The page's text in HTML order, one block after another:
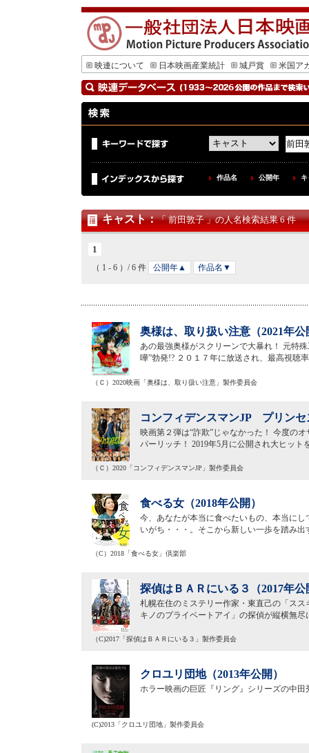
映連について 日本映画産業統計 城戸賞 米国ア
作品名 公開年
キャスト：「 前田敦子 」の人名検索結果 6 件
1
（ 1 - 6 ）/ 6 件 公開年▲ 作品名▼
奥様は、取り扱い注意（2021年公
あの最強奥様がスクリーンで大暴れ！ 元特
嘩”勃発!? ２０１７年に放送され、最高視聴
（Ｃ）2020映画「奥様は、取り扱い注意」製作委員会
コンフィデンスマンJP プリンセ
映画第２弾は“詐欺”じゃなかった！ 今度の
パーリッチ！ 2019年5月に公開され大ヒッ
（Ｃ）2020「コンフィデンスマンJP」製作委員会
食べる女（2018年公開）
今、あなたが本当に食べたいもの、本当に
いがち・・・。そこから新しい一歩を踏み
（C）2018「食べる女」倶楽部
探偵はＢＡＲにいる３（2017年公
札幌在住のミステリー作家・東直己の「ス
キノのプライベートアイ」の探偵が縦横無
（C)2017「探偵はＢＡＲにいる３」製作委員会
クロユリ団地（2013年公開）
ホラー映画の巨匠『リング』シリーズの中
(C)2013「クロユリ団地」製作委員会